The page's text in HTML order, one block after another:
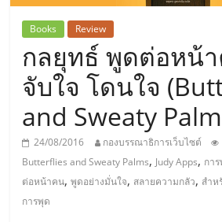
ธุรกิจ
เอ
ส
เอ็
มอี
Books Review
กลยุทธ์ พูดต่อหน้
จับใจ โดนใจ
and Sweaty
24/08/2016 กองบรรณาธิการเว็บไซต์
Butterflies and Sweaty Palms, Judy Apps, กา
ต่อหน้าคน,พูดอย่างมั่นใจ, สลายความกลัว, สำห
การพุด